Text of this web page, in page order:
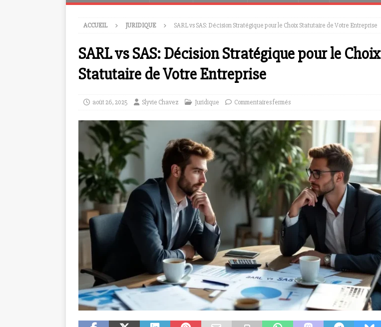
ACCUEIL JURIDIQUE SARL vs SAS: Décision Stratégique pour le Choix Statutaire de Votre Entreprise
SARL vs SAS: Décision Stratégique pour le Choix
Statutaire de Votre Entreprise
août 26, 2025 Slyvie Chavez Juridique Commentaires fermés